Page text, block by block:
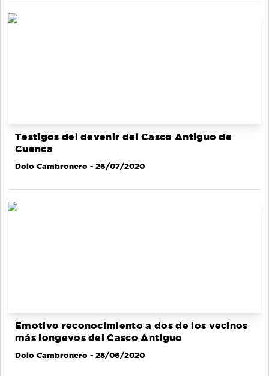
Testigos del devenir del Casco Antiguo de
Cuenca
Dolo Cambronero - 26/07/2020
Emotivo reconocimiento a dos de los vecinos
más longevos del Casco Antiguo
Dolo Cambronero - 28/06/2020